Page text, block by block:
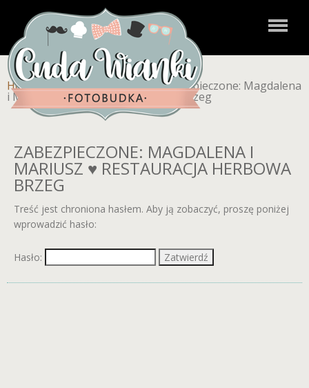
Home»Zdjęcia dla klientów»Zabezpieczone: Magdalena
i Mariusz ♥ Restauracja Herbowa Brzeg
ZABEZPIECZONE: MAGDALENA I
MARIUSZ ♥ RESTAURACJA HERBOWA
BRZEG
Treść jest chroniona hasłem. Aby ją zobaczyć, proszę poniżej
wprowadzić hasło:
Hasło: